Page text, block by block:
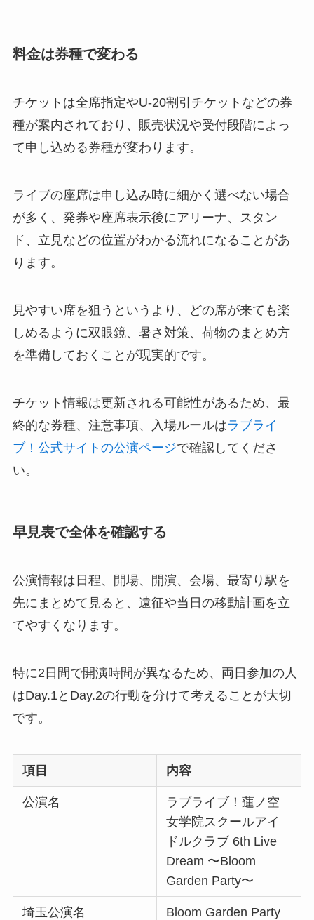
料金は券種で変わる
チケットは全席指定やU-20割引チケットなどの券
種が案内されており、販売状況や受付段階によっ
て申し込める券種が変わります。
ライブの座席は申し込み時に細かく選べない場合
が多く、発券や座席表示後にアリーナ、スタン
ド、立見などの位置がわかる流れになることがあ
ります。
見やすい席を狙うというより、どの席が来ても楽
しめるように双眼鏡、暑さ対策、荷物のまとめ方
を準備しておくことが現実的です。
チケット情報は更新される可能性があるため、最
終的な券種、注意事項、入場ルールはラブライ
ブ！公式サイトの公演ページで確認してくださ
い。
早見表で全体を確認する
公演情報は日程、開場、開演、会場、最寄り駅を
先にまとめて見ると、遠征や当日の移動計画を立
てやすくなります。
特に2日間で開演時間が異なるため、両日参加の人
はDay.1とDay.2の行動を分けて考えることが大切
です。
項目 内容
公演名
ラブライブ！蓮ノ空
女学院スクールアイ
ドルクラブ 6th Live
Dream 〜Bloom
Garden Party〜
埼玉公演名 Bloom Garden Party